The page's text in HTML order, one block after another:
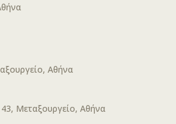
Αθήνα
Μεταξουργείο, Αθήνα